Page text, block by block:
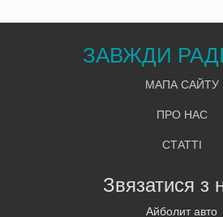
ЗАВЖДИ
МАПА САЙТУ
ПРО НАС
СТАТТІ
Звязатися з
Айболит авто